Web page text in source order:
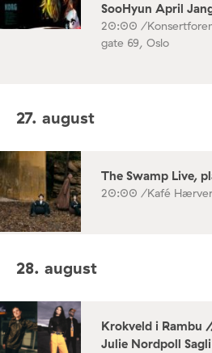
SooHyun April
20:00 /
gate 69, Oslo
27. august
The Swamp Live,
20:00 /Kafé
28. august
Krokveld i Rambu
Julie Nordpoll